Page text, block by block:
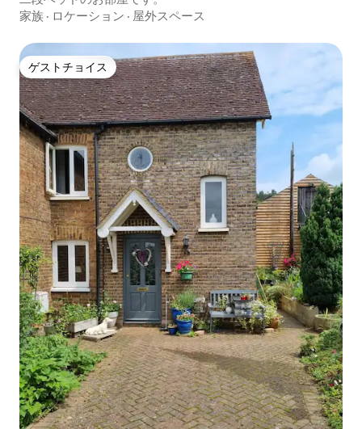
家族 · ロケーション · 屋外スペース
ゲストチョイス
ゲストチョイス